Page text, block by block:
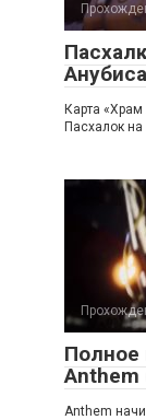
Карта
Пасхалок
Anthem
Anthem